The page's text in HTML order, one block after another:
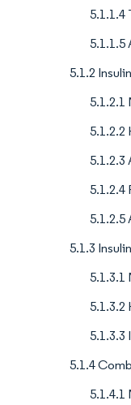
5.1.1.4
5.1.1.5
5.1.2
5.1.2.1
5.1.2.2
5.1.2.3
5.1.2.4
5.1.2.5
5.1.3
5.1.3.1
5.1.3.2
5.1.3.3
5.1.4
5.1.4.1